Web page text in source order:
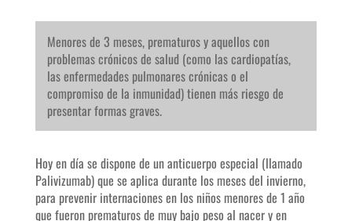
Menores de 3 meses, prematuros y aquellos con
problemas crónicos de salud (como las cardiopatías,
las enfermedades pulmonares crónicas o el
compromiso de la inmunidad) tienen más riesgo de
presentar formas graves.
Hoy en día se dispone de un anticuerpo especial (llamado
Palivizumab) que se aplica durante los meses del invierno,
para prevenir internaciones en los niños menores de 1 año
que fueron prematuros de muy bajo peso al nacer y en